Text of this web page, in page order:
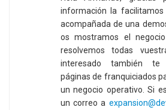
información la
acompañada de una
os mostramos el
resolvemos todas
interesado también te
páginas de franquiciados
un negocio operativo. Si
un correo a